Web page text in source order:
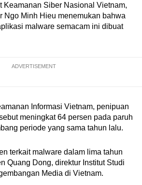
Keamanan Siber Nasional Vietnam,
Ngo Minh Hieu menemukan bahwa
malware semacam ini dibuat
ADVERTISEMENT
Informasi Vietnam, penipuan
meningkat 64 persen pada paruh
periode yang sama tahun lalu.
terkait malware dalam lima tahun
Quang Dong, direktur Institut Studi
Media di Vietnam.